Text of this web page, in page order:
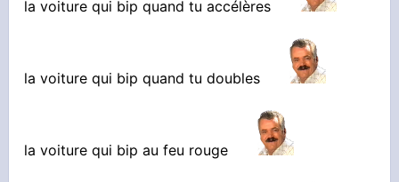
la voiture qui bip quand tu accélères
la voiture qui bip quand tu doubles
la voiture qui bip au feu rouge